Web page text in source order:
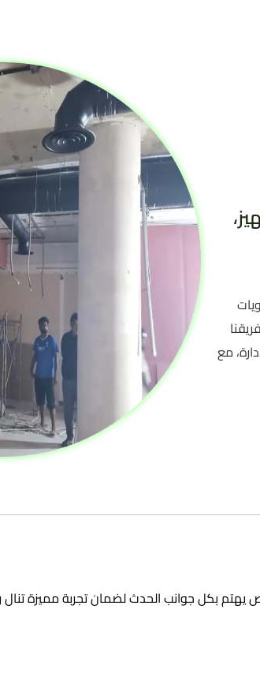
مع
بكل جوانب الحدث لضمان تجربة مميزة تنال